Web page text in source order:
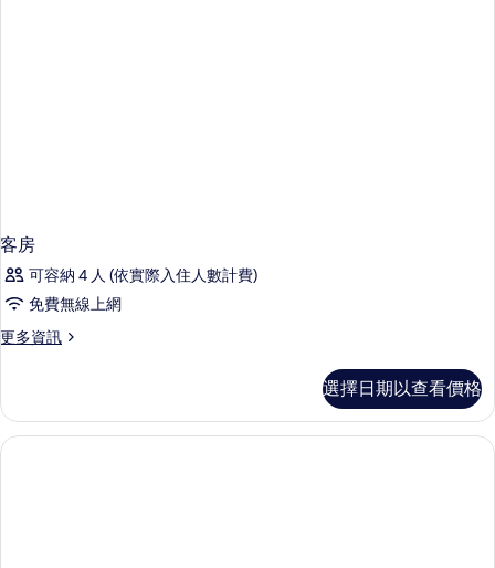
客房
可容納 4 人 (依實際入住人數計費)
免費無線上網
更多資訊
更
的
詳
情
選擇日期以查看價格